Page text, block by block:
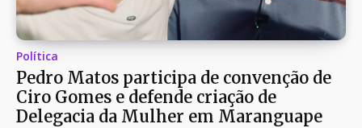
Política
Pedro Matos participa de convenção de
Ciro Gomes e defende criação de
Delegacia da Mulher em Maranguape